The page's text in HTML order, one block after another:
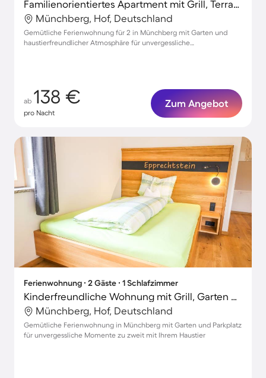
Familienorientiertes Apartment mit Grill, Terrasse und Garten | Haustierfreundlich
Münchberg, Hof, Deutschland
Gemütliche Ferienwohnung für 2 in Münchberg mit Garten und
haustierfreundlicher Atmosphäre für unvergessliche
ab 138 €
pro Nacht
Zum Angebot
Ferienwohnung ∙ 2 Gäste ∙ 1 Schlafzimmer
Kinderfreundliche Wohnung mit Grill, Garten und Terrasse | Hunde erlaubt
Münchberg, Hof, Deutschland
Gemütliche Ferienwohnung in Münchberg mit Garten und Parkplatz
für unvergessliche Momente zu zweit mit Ihrem Haustier